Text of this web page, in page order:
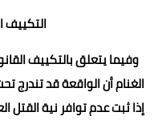
التكييف
وفيما يتعلق بالتكييف
الغنام أن الواقعة قد
إذا ثبت عدم توافر نية